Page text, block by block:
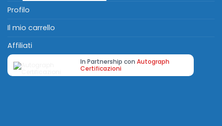
Profilo
Il mio carrello
Affiliati
In Partnership con Autograph
Certificazioni